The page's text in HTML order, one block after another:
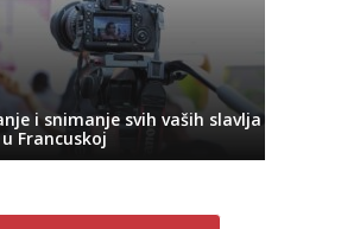
i snimanje svih vaših slavlja
Francuskoj